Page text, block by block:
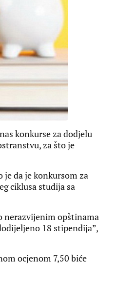
konkurse za dodjelu
za što je
da je konkursom za
ciklusa studija sa
nerazvijenim opštinama
18 stipendija”,
ocjenom 7,50 biće